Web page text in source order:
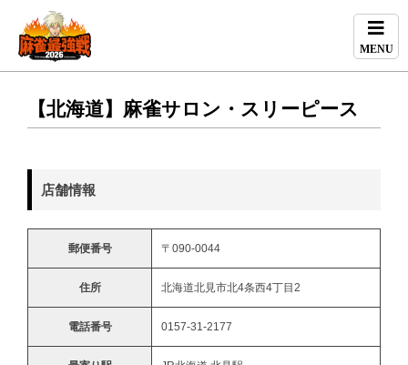
MENU
【北海道】麻雀サロン・スリーピース
店舗情報
郵便番号 〒090-0044
住所 北海道北見市北4条西4丁目2
電話番号 0157-31-2177